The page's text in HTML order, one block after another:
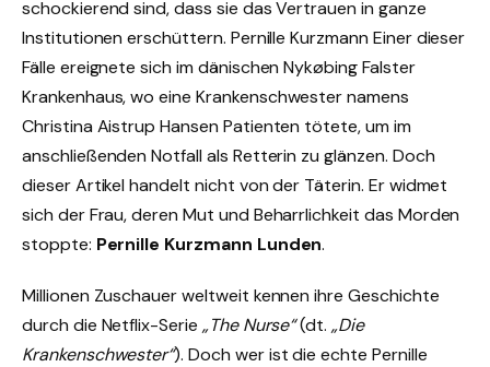
schockierend sind, dass sie das Vertrauen in ganze
Institutionen erschüttern. Pernille Kurzmann Einer dieser
Fälle ereignete sich im dänischen Nykøbing Falster
Krankenhaus, wo eine Krankenschwester namens
Christina Aistrup Hansen Patienten tötete, um im
anschließenden Notfall als Retterin zu glänzen. Doch
dieser Artikel handelt nicht von der Täterin. Er widmet
sich der Frau, deren Mut und Beharrlichkeit das Morden
stoppte: Pernille Kurzmann Lunden.
Millionen Zuschauer weltweit kennen ihre Geschichte
durch die Netflix-Serie „The Nurse“(dt.„Die
Krankenschwester“). Doch wer ist die echte Pernille